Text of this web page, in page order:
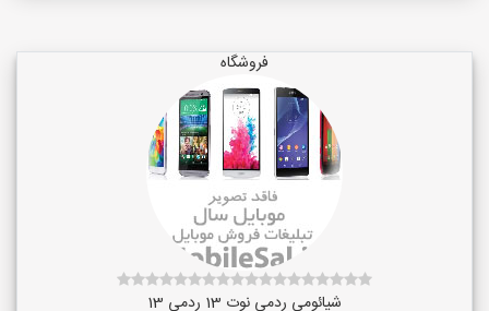
فروشگاه
شیائومی ردمی نوت 13 ردمی 13